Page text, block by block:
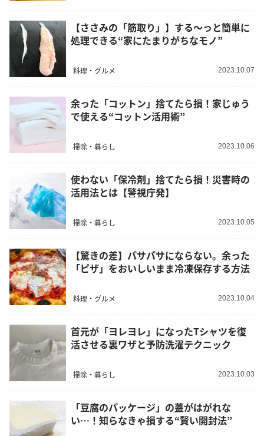
【ささみの「筋取り」】する～っと簡単に
処理できる“家にたまりがちなモノ”
料理・グルメ 2023.10.07
余った「コットン」捨てたら損！家じゅう
で使える“コットン活用術”
掃除・暮らし 2023.10.06
使わない「保冷剤」捨てたら損！災害時の
活用法とは【警視庁発】
掃除・暮らし 2023.10.05
【驚きの差】パサパサにならない。余った
「ピザ」をおいしいまま冷凍保存する方法
料理・グルメ 2023.10.04
首元が「ヨレヨレ」になったTシャツを復
活させる裏ワザと予防洗濯テクニック
掃除・暮らし 2023.10.03
「豆腐のパッケージ」の蓋がはがれな
い…！知らなきゃ損する“賢い開封法”